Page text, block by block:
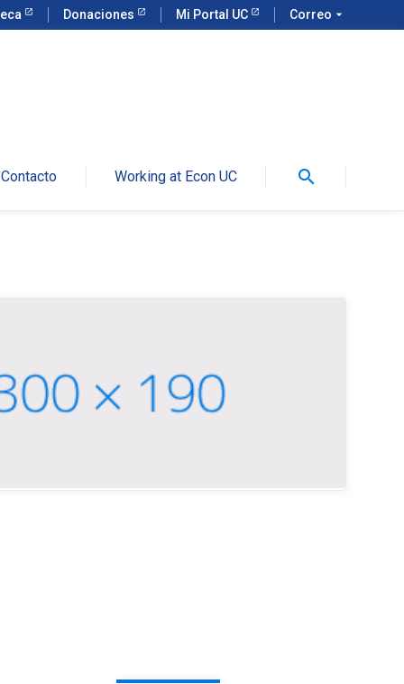
Donaciones Mi Portal UC Correo arrow_drop_down
Contacto Working at Econ UC search